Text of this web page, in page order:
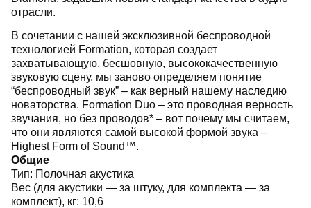
отрасли.
В сочетании с нашей эксклюзивной беспроводной
технологией Formation, которая создает
захватывающую, бесшовную, высококачественную
звуковую сцену, мы заново определяем понятие
“беспроводный звук” – как верный нашему наследию
новаторства. Formation Duo – это проводная верность
звучания, но без проводов* – вот почему мы считаем,
что они являются самой высокой формой звука –
Highest Form of Sound™.
Общие
Тип: Полочная акустика
Вес (для акустики — за штуку, для комплекта — за
комплект), кг: 10,6